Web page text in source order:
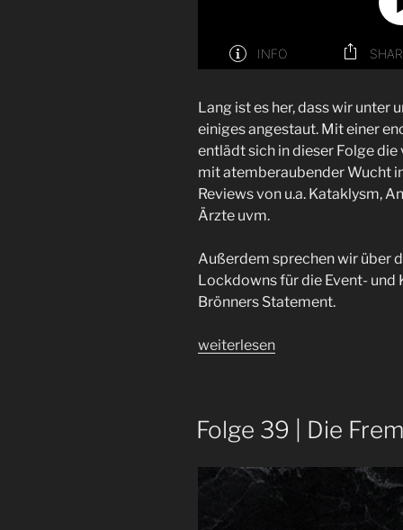
Lang ist es her, dass wir unter
einiges angestaut. Mit einer
entlädt sich in dieser Folge
mit atemberaubender Wucht
Reviews von u.a. Kataklysm,
Ärzte uvm.
Außerdem sprechen wir über
Lockdowns für die Event- und
Brönners Statement.
„Folge
weiterlesen
Folge 39 | Die